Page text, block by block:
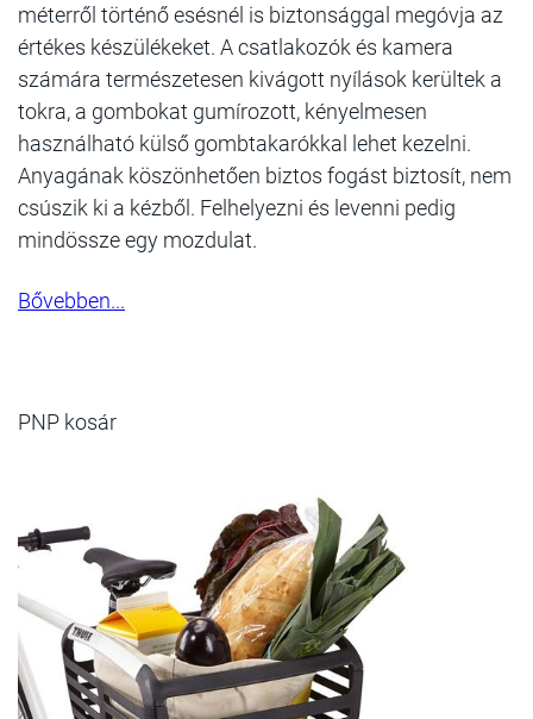
méterről történő esésnél is biztonsággal megóvja az
értékes készülékeket. A csatlakozók és kamera
számára természetesen kivágott nyílások kerültek a
tokra, a gombokat gumírozott, kényelmesen
használható külső gombtakarókkal lehet kezelni.
Anyagának köszönhetően biztos fogást biztosít, nem
csúszik ki a kézből. Felhelyezni és levenni pedig
mindössze egy mozdulat.
Bővebben...
PNP kosár